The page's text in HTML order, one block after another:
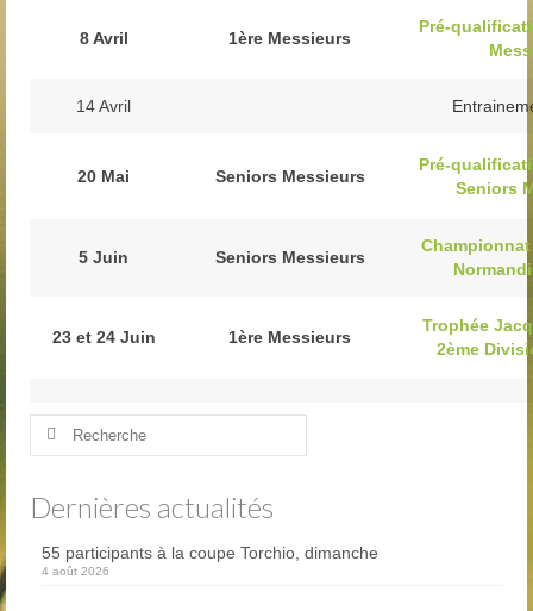
Plan
Practice
Partenaires
Hébergement
8 Avril 1ère Messieurs
Pré-
14 Avril
20 Mai Seniors Messieurs
Pré-
Seniors
5 Juin Seniors Messieurs
23 et 24 Juin 1ère Messieurs
Trophée
2ème
Rechercher
Dernières actualités
55 participants à la coupe Torchio, dimanche
4 août 2026